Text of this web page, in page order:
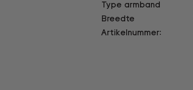
Type armband
Breedte
Artikelnummer: